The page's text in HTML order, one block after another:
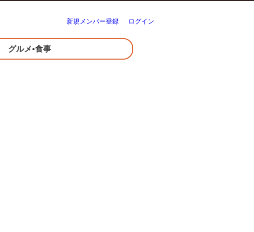
新規メンバー登録 ログイン
グルメ•食事